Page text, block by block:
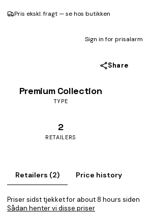
Pris ekskl. fragt — se hos butikken
Sign in for prisalarm
Share
Premium Collection
TYPE
2
RETAILERS
Retailers (2) Price history
Priser sidst tjekket for about 8 hours siden
Sådan henter vi disse priser